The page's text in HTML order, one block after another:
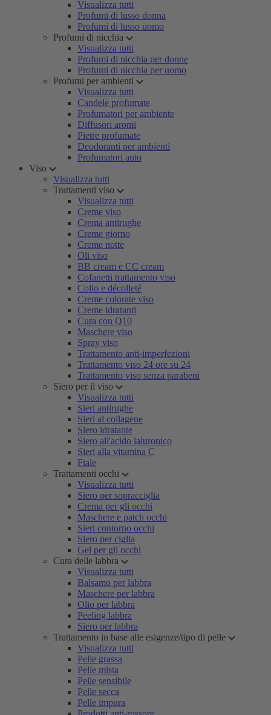
Visualizza tutti
Profumi di lusso donna
Profumi di lusso uomo
Profumi di nicchia
Visualizza tutti
Profumi di nicchia per donne
Profumi di nicchia per uomo
Profumi per ambienti
Visualizza tutti
Candele profumate
Profumatori per ambiente
Diffusori aromi
Pietre profumate
Deodoranti per ambienti
Profumatori auto
Viso
Visualizza tutti
Trattamenti viso
Visualizza tutti
Creme viso
Crema antirughe
Creme giorno
Creme notte
Oli viso
BB cream e CC cream
Cofanetti trattamento viso
Collo e décolleté
Creme colorate viso
Creme idratanti
Cura con Q10
Maschere viso
Spray viso
Trattamento anti-imperfezioni
Trattamento viso 24 ore su 24
Trattamento viso senza parabeni
Siero per il viso
Visualizza tutti
Sieri antirughe
Sieri al collagene
Siero idratante
Siero all'acido ialuronico
Sieri alla vitamina C
Fiale
Trattamenti occhi
Visualizza tutti
Siero per sopracciglia
Crema per gli occhi
Maschere e patch occhi
Sieri contorno occhi
Siero per ciglia
Gel per gli occhi
Cura delle labbra
Visualizza tutti
Balsamo per labbra
Maschere per labbra
Olio per labbra
Peeling labbra
Siero per labbra
Trattamento in base alle esigenze/tipo di pelle
Visualizza tutti
Pelle grassa
Pelle mista
Pelle sensibile
Pelle secca
Pelle impura